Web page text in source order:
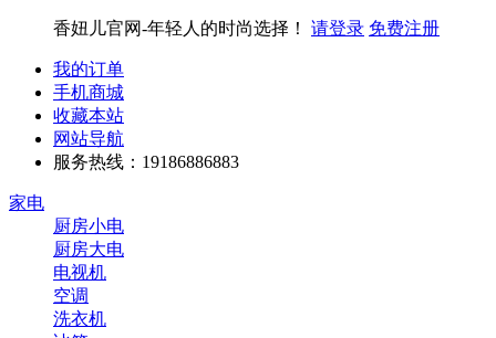
香妞儿官网-年轻人的时尚选择！ 请登录 免费注册
我的订单
手机商城
收藏本站
网站导航
服务热线：19186886883
家电
厨房小电
厨房大电
电视机
空调
洗衣机